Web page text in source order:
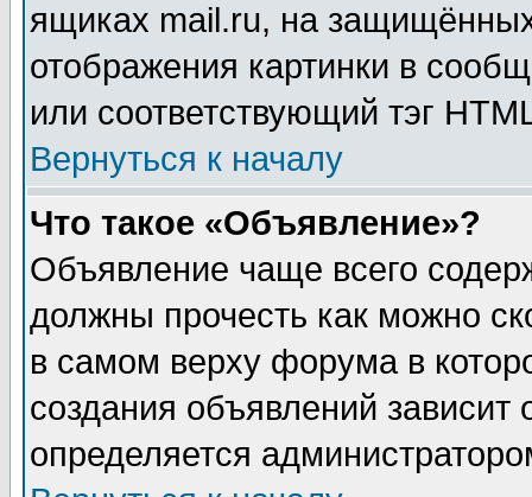
ящиках mail.ru, на
отображения картинки в
или соответствующий тэг
Вернуться к началу
Что такое «Объявление»?
Объявление чаще всего
должны прочесть как можно
в самом верху форума в
создания объявлений зависит
определяется